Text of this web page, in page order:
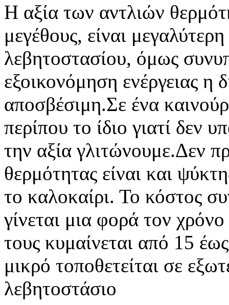
Η αξία των αντλιών
μεγέθους, είναι
λεβητοστασίου, όμως
εξοικονόμηση ενέργειας η
αποσβέσιμη.Σε ένα
περίπου το ίδιο γιατί δεν
την αξία γλιτώνουμε.Δεν
θερμότητας είναι και
το καλοκαίρι. Το κόστος
γίνεται μια φορά τον
τους κυμαίνεται από 15
μικρό τοποθετείται σε
λεβητοστάσιο